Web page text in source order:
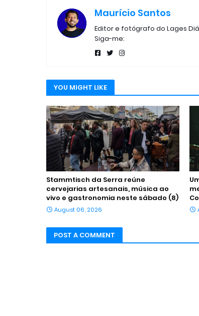
Maurício Santos
Editor e fotógrafo do Lages
Siga-me:
YOU MIGHT LIKE
Stammtisch da Serra reúne
cervejarias artesanais, música ao
vivo e gastronomia neste sábado (8)
August 06, 2026
POST A COMMENT